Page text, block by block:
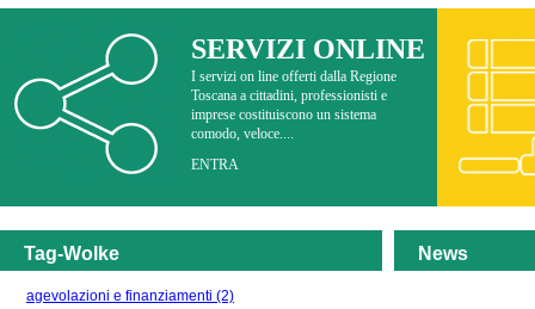
SERVIZI ONLINE
I servizi on line offerti dalla Regione
Toscana a cittadini, professionisti e
imprese costituiscono un sistema
comodo, veloce....
ENTRA
Tag-Wolke
agevolazioni e finanziamenti (2)
News